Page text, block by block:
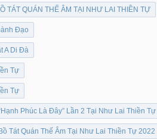
TÁT QUÁN THẾ ÂM TẠI NHƯ LAI THIỀN TỰ
Đạo
A Di Đà
Tự
Tự
Phúc Là Đây” Lần 2 Tại Như Lai Thiền
Tát Quán Thế Âm Tại Như Lai Thiền Tự 2022